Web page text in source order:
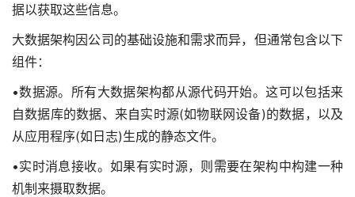
据以获取这些信息。
大数据架构因公司的基础设施和需求而异，但通常包含以下
组件：
•数据源。所有大数据架构都从源代码开始。这可以包括来
自数据库的数据、来自实时源(如物联网设备)的数据，以及
从应用程序(如日志)生成的静态文件。
•实时消息接收。如果有实时源，则需要在架构中构建一种
机制来摄取数据。